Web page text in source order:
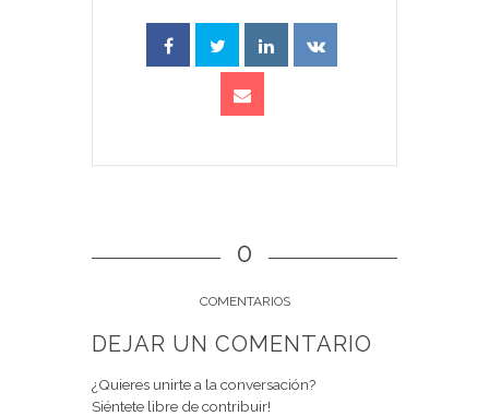
0
COMENTARIOS
DEJAR UN COMENTARIO
¿Quieres unirte a la conversación?
Siéntete libre de contribuir!